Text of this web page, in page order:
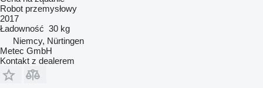
Robot przemysłowy
2017
Ładowność 30 kg
Niemcy, Nürtingen
Metec GmbH
Kontakt z dealerem